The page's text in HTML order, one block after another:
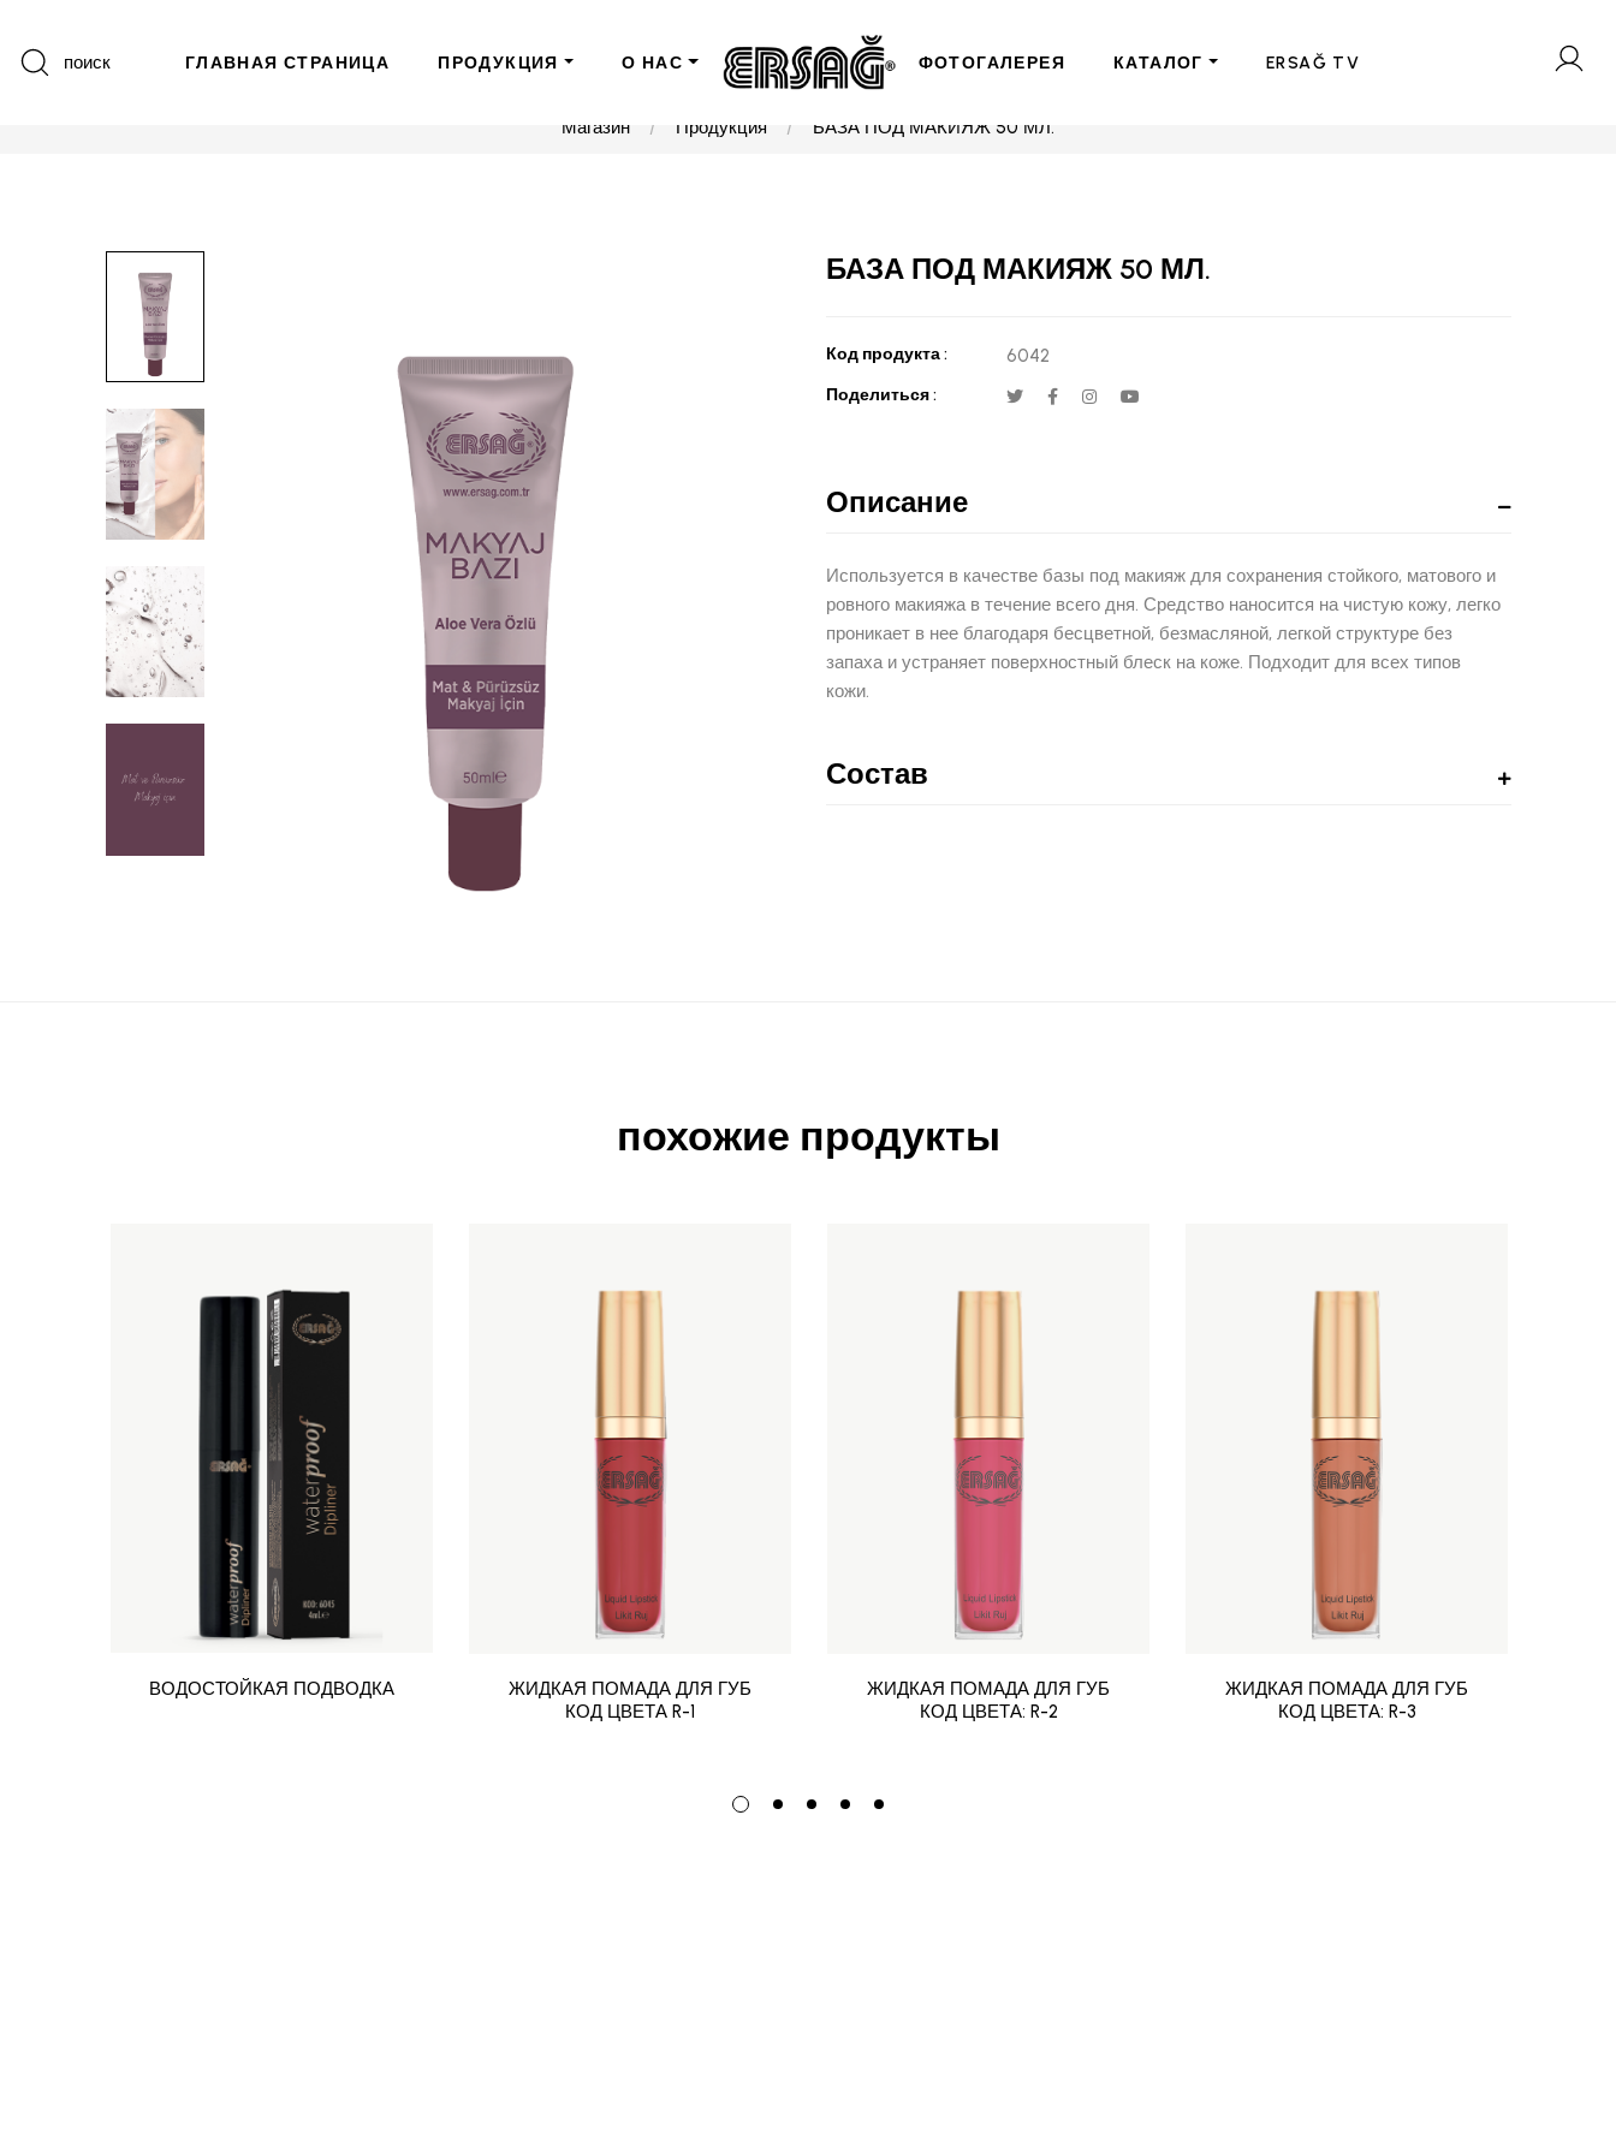
поиск ГЛАВНАЯ СТРАНИЦА ПРОДУКЦИЯ О НАС ФОТОГАЛЕРЕЯ КАТАЛОГ ERSAĞ TV
Магазин Продукция БАЗА ПОД МАКИЯЖ 50 МЛ.
БАЗА ПОД МАКИЯЖ 50 МЛ.
Код продукта : 6042
Поделиться :
Описание
Используется в качестве базы под макияж для сохранения стойкого, матового и
ровного макияжа в течение всего дня. Средство наносится на чистую кожу, легко
проникает в нее благодаря бесцветной, безмасляной, легкой структуре без
запаха и устраняет поверхностный блеск на коже. Подходит для всех типов
кожи.
Состав
похожие продукты
ВОДОСТОЙКАЯ ПОДВОДКА
ЖИДКАЯ ПОМАДА ДЛЯ ГУБ
КОД ЦВЕТА R-1
ЖИДКАЯ ПОМАДА ДЛЯ ГУБ
КОД ЦВЕТА: R-2
ЖИДКАЯ ПОМАДА ДЛЯ ГУБ
КОД ЦВЕТА: R-3